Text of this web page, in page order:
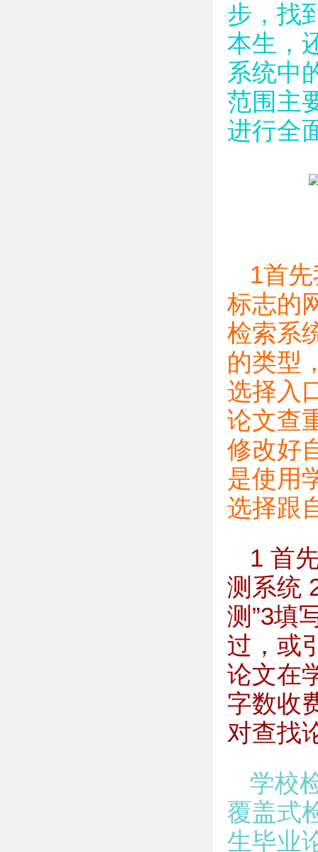
步，找
本生，
系统中
范围主
进行全
1首
标志的
检索系
的类型
选择入
论文查
修改好
是使用
选择跟
1 首
测系统
测”3填
过，或
论文在
字数收
对查找
学校
覆盖式
生毕业